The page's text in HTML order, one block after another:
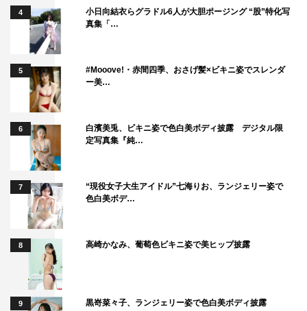
4
小日向結衣らグラドル6人が大胆ポージング “股”特化写
真集「…
5
#Mooove!・赤間四季、おさげ髪×ビキニ姿でスレンダ
ー美…
6
白濱美兎、ビキニ姿で色白美ボディ披露 デジタル限
定写真集『純…
7
“現役女子大生アイドル”七海りお、ランジェリー姿で
色白美ボデ…
8 高崎かなみ、葡萄色ビキニ姿で美ヒップ披露
9 黒嵜菜々子、ランジェリー姿で色白美ボディ披露